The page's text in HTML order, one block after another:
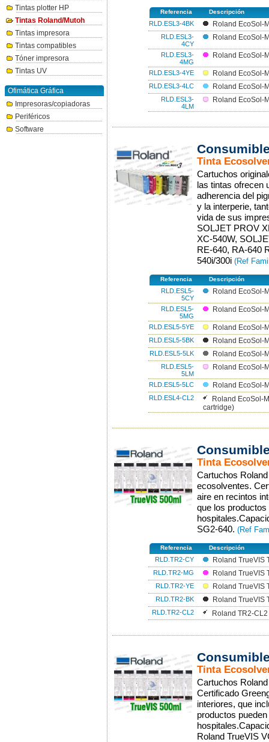
Tintas plotter HP
Tintas Roland/Mutoh
Tintas impresora
Tintas compatibles
Tóner impresora
Tintas UV
Ofimática Gráfica
Impresoras/copiadoras
Periféricos
Software
Referencia Descripción
RLD.ESL3-4BK Roland EcoSol-
RLD.ESL3-
4CY
Roland EcoSol-
RLD.ESL3-
4MG
Roland EcoSol-
RLD.ESL3-4YE Roland EcoSol-
RLD.ESL3-4LC Roland EcoSol-
RLD.ESL3-
4LM
Roland EcoSol-
Tinta
Cartuchos
las tintas ofrecen
adherencia del
y la interperie,
vida de sus
SOLJET PROV
XC-540W,
RE-640, RA-640
540i/300i (Ref
Referencia Descripción
RLD.ESL5-
5CY
Roland EcoSol-
RLD.ESL5-
5MG
Roland EcoSol-
RLD.ESL5-5YE Roland EcoSol-
RLD.ESL5-5BK Roland EcoSol-
RLD.ESL5-5LK Roland EcoSol-
RLD.ESL5-
5LM
Roland EcoSol-
RLD.ESL5-5LC Roland EcoSol-
RLD.ESL4-CL2
Roland EcoSol-
cartridge)
Tinta
Cartuchos
ecosolventes.
aire en recintos
que los
SG2-640. (Ref
Referencia Descripción
RLD.TR2-CY Roland TrueVIS
RLD.TR2-MG Roland TrueVIS
RLD.TR2-YE Roland TrueVIS
RLD.TR2-BK Roland TrueVIS
RLD.TR2-CL2 Roland TR2-
Tinta
Cartuchos
Certificado
interiores, que
productos
Roland TrueVIS